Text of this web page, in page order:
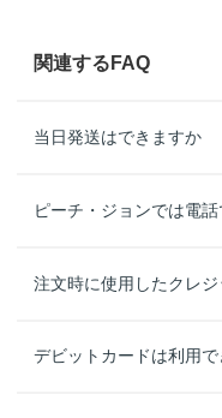
関連するFAQ
当日発送はできますか
ピーチ・ジョンでは電
デビットカードは利用